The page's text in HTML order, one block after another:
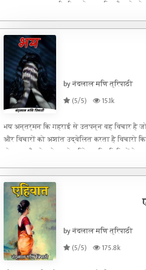
व्यवस्था चरमरा चुकी थी लू से आए दिन सैकड़ो
प्रशासन विद्युत आपूर्ति नियमित करती तो लू से
प्रश्न चिन्ह जनता द्वारा खड़ा कर अपने आक्रोश
by नंदलाल मणि त्रिपाठी
(5/5)
15.1k
भय अन्तर्मन कि गहराई से उतपन्न वह विचार है
और विचारों को अशांत उद्वेलित करता है विचारो
योग्यता है जो उसे अपने परिवेश परिस्थितियों के
मस्तिष्क है जिसे संवेदनाओं का संचार हृदय द्वारा
मूल प्रबृत्ति के चरित्र द्वारा किया जाता है ।
चेतना द्वारा किया जाता है जिसे सांस्कार कहते है ।
by नंदलाल मणि त्रिपाठी
(5/5)
175.8k